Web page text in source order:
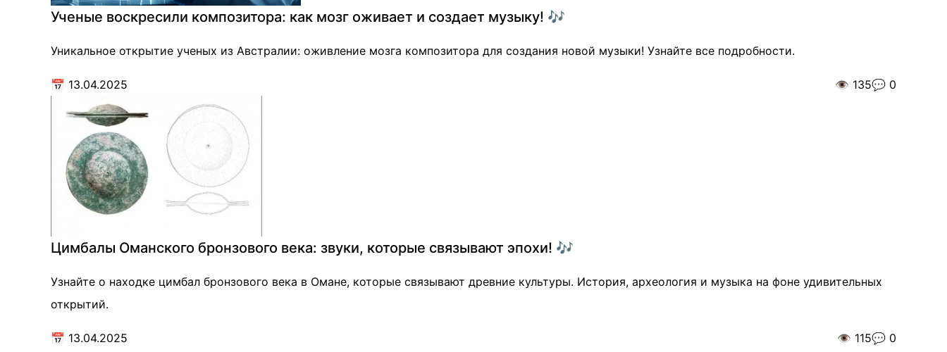
Ученые воскресили композитора: как мозг оживает и создает музыку! 🎶
Уникальное открытие ученых из Австралии: оживление мозга композитора для создания новой музыки! Узнайте все подробности.
📅 13.04.2025 👁️ 135💬 0
Цимбалы Оманского бронзового века: звуки, которые связывают эпохи! 🎶
Узнайте о находке цимбал бронзового века в Омане, которые связывают древние культуры. История, археология и музыка на фоне удивительных
открытий.
📅 13.04.2025 👁️ 115💬 0